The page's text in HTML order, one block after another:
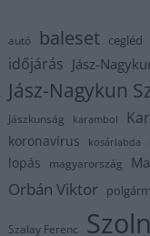
autó baleset cegléd
időjárás Jász-
Jász-Nagykun
Jászkunság karambol
koronavírus kosárlabda
lopás magyarország
Orbán Viktor
Szalay Ferenc